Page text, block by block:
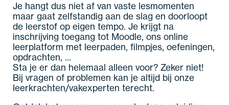
Je hangt dus niet af van vaste lesmomenten
maar gaat zelfstandig aan de slag en doorloopt
de leerstof op eigen tempo. Je krijgt na
inschrijving toegang tot Moodle, ons online
leerplatform met leerpaden, filmpjes, oefeningen,
opdrachten, ...
Sta je er dan helemaal alleen voor? Zeker niet!
Bij vragen of problemen kan je altijd bij onze
leerkrachten/vakexperten terecht.